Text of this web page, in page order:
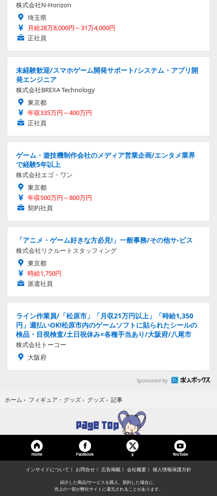
株式会社N-Horizon
埼玉県
月給28万8,000円～31万4,000円
正社員
未経験歓迎/スマホゲーム開発サポート/システム・アプリ開
発エンジニア
株式会社BREXA Technology
東京都
年収335万円～400万円
正社員
ゲーム・遊技機制作会社のメディア営業企画/エンタメ業界
で経験5年以上
株式会社エゴ・ワン
東京都
年収500万円～800万円
契約社員
「アニメ・ゲーム好きな方必見!」一般事務/その他サ-ビス
株式会社リクルートスタッフィング
東京都
時給1,750円
派遣社員
ライン作業員/「松原市」「月収21万円以上」「時給1,350
円」週払いOK!松原市内のゲームソフトに貼られたシールの
検品・目視検査/土日祝休み×各種手当あり/大阪府/八尾市
株式会社トーコー
大阪府
Sponsored by
ホーム › フィギュア・グッズ › グッズ › 記事
Home Facebook X YouTube
インサイドについて お問合せ 広告掲載 会社概要 個人情報保護方針
紹介した商品/サービスを購入、契約した場合に、
売上の一部が弊社サイトに還元されることがあります。